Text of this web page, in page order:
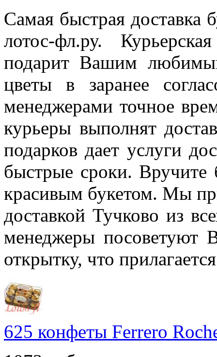
Самая быстрая доставка
лотос-фл.ру.
подарит Вашим
цветы в заранее
менеджерами точное
курьеры выполнят
подарков дает услуги
быстрые сроки. Вручите
красивым букетом. Мы
доставкой Тучково из
менеджеры посоветуют
открытку, что
625 конфеты Ferrero